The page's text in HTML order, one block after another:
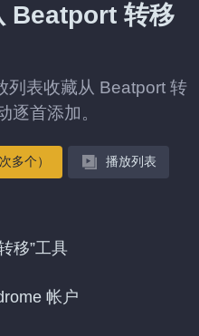
Beatport 转移
列表收藏从 Beatport 转
逐首添加。
多个） 播放列表
移”工具
帐户